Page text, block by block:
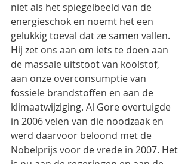
niet als het spiegelbeeld van de
energieschok en noemt het een
gelukkig toeval dat ze samen vallen.
Hij zet ons aan om iets te doen aan
de massale uitstoot van koolstof,
aan onze overconsumptie van
fossiele brandstoffen en aan de
klimaatwijziging. Al Gore overtuigde
in 2006 velen van die noodzaak en
werd daarvoor beloond met de
Nobelprijs voor de vrede in 2007. Het